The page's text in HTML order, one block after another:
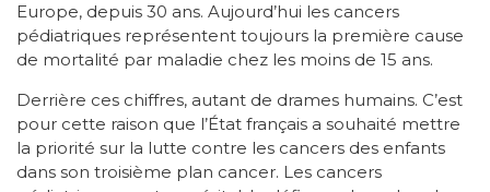
Europe, depuis 30 ans. Aujourd’hui les cancers
pédiatriques représentent toujours la première cause
de mortalité par maladie chez les moins de 15 ans.
Derrière ces chiffres, autant de drames humains. C’est
pour cette raison que l’État français a souhaité mettre
la priorité sur la lutte contre les cancers des enfants
dans son troisième plan cancer. Les cancers